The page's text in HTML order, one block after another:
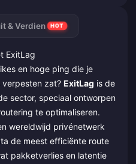
& Verdien HOT
ExitLag
en hoge ping die je
zat? ExitLag is de
sector, speciaal ontworpen
te optimaliseren.
wereldwijd privénetwerk
de meest efficiënte route
pakketverlies en latentie